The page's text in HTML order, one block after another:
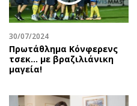
30/07/2024
Πρωτάθλημα Κόνφερενς
τσεκ… με βραζιλιάνικη
μαγεία!